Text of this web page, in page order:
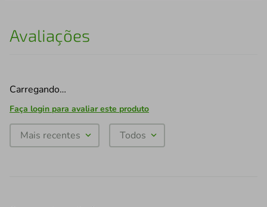
Avaliações
Carregando…
Faça login para avaliar este produto
Mais recentes Todos